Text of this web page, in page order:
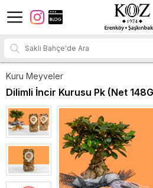
Kuru Meyveler
Dilimli İncir Kurusu Pk (Net